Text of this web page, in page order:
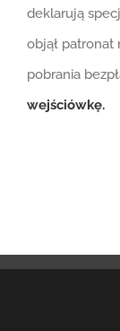
deklarują
objął patronat
pobrania
wejściówkę.